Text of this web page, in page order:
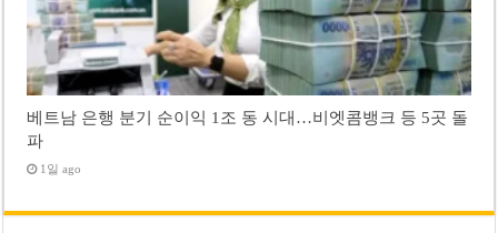
베트남 은행 분기 순이익 1조 동 시대…비엣콤뱅크 등 5곳 돌
파
1일 ago